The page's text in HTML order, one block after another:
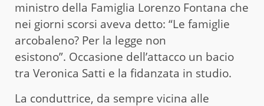
ministro della Famiglia Lorenzo Fontana che
nei giorni scorsi aveva detto: “Le famiglie
arcobaleno? Per la legge non
esistono”. Occasione dell’attacco un bacio
tra Veronica Satti e la fidanzata in studio.
La conduttrice, da sempre vicina alle